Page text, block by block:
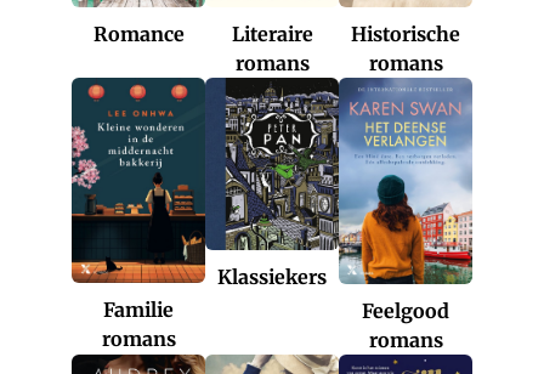
Romance
Literaire
romans
Historische
romans
Familie
romans
Klassiekers
Feelgood
romans